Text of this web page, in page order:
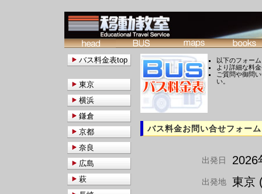
以下のフォー
より詳細な料
ご質問や御問
い。
バス料金お問い合せフォーム
出発日 2026
出発地 東京
バス料金表top
東京
横浜
鎌倉
京都
奈良
広島
萩